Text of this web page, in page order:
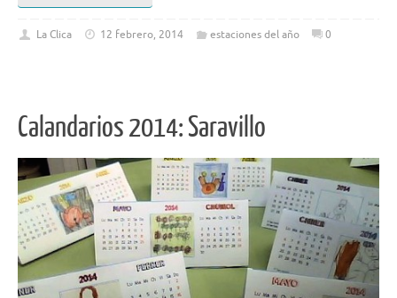
La Clica 12 febrero, 2014 estaciones del año 0
Calandarios 2014: Saravillo